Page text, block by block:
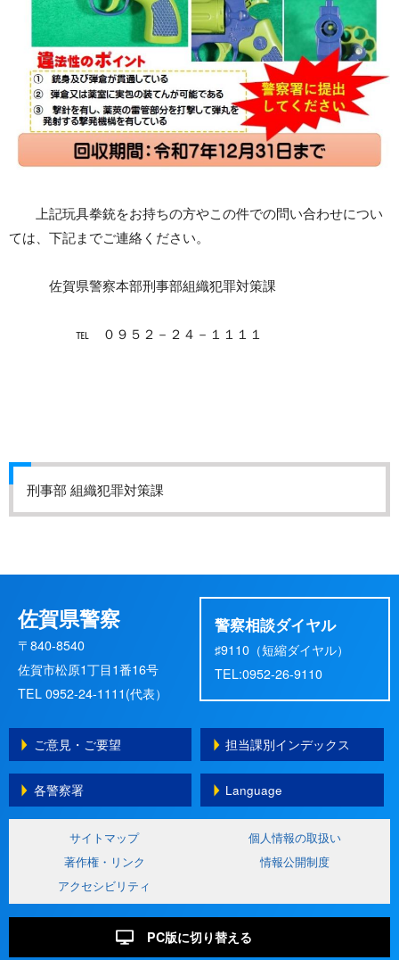
上記玩具拳銃をお持ちの方やこの件での問い合わせについ
ては、下記までご連絡ください。
佐賀県警察本部刑事部組織犯罪対策課
℡ ０９５２－２４－１１１１
刑事部 組織犯罪対策課
佐賀県警察
〒840-8540
佐賀市松原1丁目1番16号
TEL 0952-24-1111(代表）
警察相談ダイヤル
♯9110（短縮ダイヤル）
TEL:0952-26-9110
ご意見・ご要望 担当課別インデックス
各警察署 Language
サイトマップ
個人情報の取扱い
著作権・リンク
情報公開制度
アクセシビリティ
PC版に切り替える